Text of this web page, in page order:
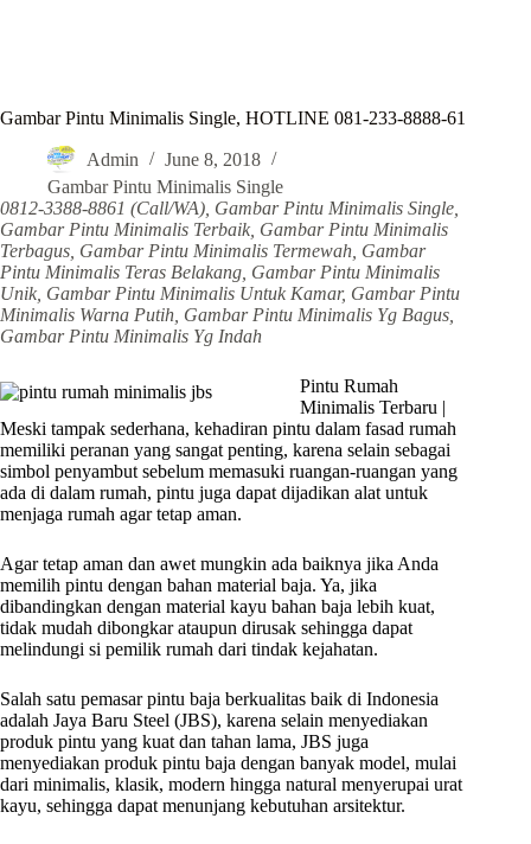
Gambar Pintu Minimalis Single, HOTLINE 081-233-8888-61
Admin
June 8, 2018
Gambar Pintu Minimalis Single
0812-3388-8861 (Call/WA), Gambar Pintu Minimalis Single,
Gambar Pintu Minimalis Terbaik, Gambar Pintu Minimalis
Terbagus, Gambar Pintu Minimalis Termewah, Gambar
Pintu Minimalis Teras Belakang, Gambar Pintu Minimalis
Unik, Gambar Pintu Minimalis Untuk Kamar, Gambar Pintu
Minimalis Warna Putih, Gambar Pintu Minimalis Yg Bagus,
Gambar Pintu Minimalis Yg Indah
Pintu Rumah
Minimalis Terbaru |
Meski tampak sederhana, kehadiran pintu dalam fasad rumah
memiliki peranan yang sangat penting, karena selain sebagai
simbol penyambut sebelum memasuki ruangan-ruangan yang
ada di dalam rumah, pintu juga dapat dijadikan alat untuk
menjaga rumah agar tetap aman.
Agar tetap aman dan awet mungkin ada baiknya jika Anda
memilih pintu dengan bahan material baja. Ya, jika
dibandingkan dengan material kayu bahan baja lebih kuat,
tidak mudah dibongkar ataupun dirusak sehingga dapat
melindungi si pemilik rumah dari tindak kejahatan.
Salah satu pemasar pintu baja berkualitas baik di Indonesia
adalah Jaya Baru Steel (JBS), karena selain menyediakan
produk pintu yang kuat dan tahan lama, JBS juga
menyediakan produk pintu baja dengan banyak model, mulai
dari minimalis, klasik, modern hingga natural menyerupai urat
kayu, sehingga dapat menunjang kebutuhan arsitektur.